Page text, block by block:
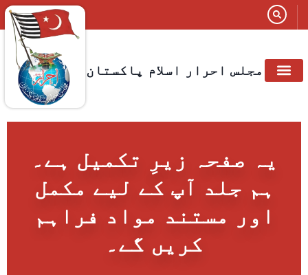
مجلس احرار اسلام پاکستان
یہ صفحہ زیرِ تکمیل ہے۔
ہم جلد آپ کے لیے مکمل
اور مستند مواد فراہم
کریں گے۔